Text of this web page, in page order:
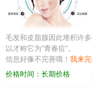
毛发和皮脂腺因此堆积许
以才称它为"青春痘"。
信息好像不完善哦！我来
价格时间：长期价格